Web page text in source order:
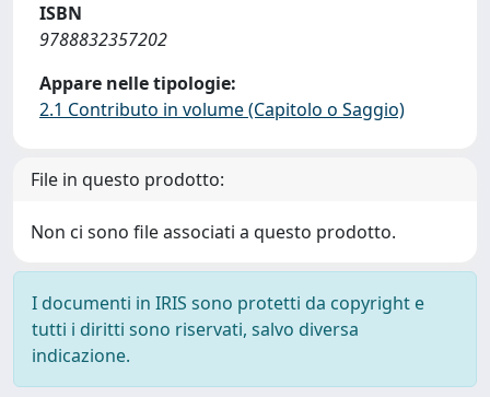
ISBN
9788832357202
Appare nelle tipologie:
2.1 Contributo in volume (Capitolo o Saggio)
File in questo prodotto:
Non ci sono file associati a questo prodotto.
I documenti in IRIS sono protetti da copyright e
tutti i diritti sono riservati, salvo diversa
indicazione.